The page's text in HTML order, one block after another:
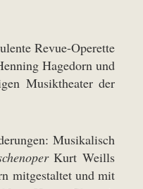
Revue-Operette
Hagedorn und
Musiktheater der
Musikalisch
Kurt Weills
mitgestaltet und mit